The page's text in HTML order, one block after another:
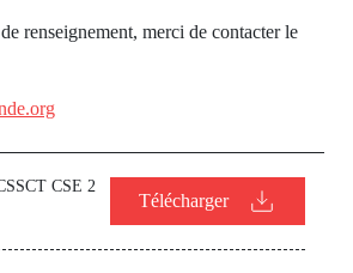
renseignement, merci de contacter le
CSE 2
Télécharger